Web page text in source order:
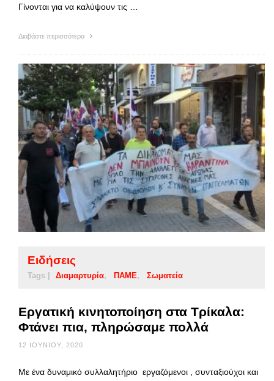
Γίνονται για να καλύψουν τις …
Διαβάστε περισσότερα
Ειδήσεις
Tags | Διαμαρτυρία ΠΑΜΕ Σωματεία
Εργατική κινητοποίηση στα Τρίκαλα:
Φτάνει πια, πληρώσαμε πολλά
12 ΙΟΥΝΊΟΥ, 2020
Mε ένα δυναμικό συλλαλητήριο εργαζόμενοι , συνταξιούχοι και